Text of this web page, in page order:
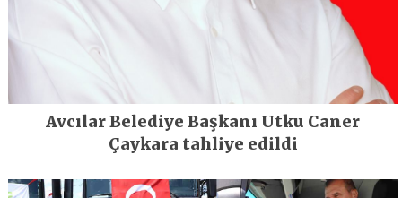
Avcılar Belediye Başkanı Utku Caner
Çaykara tahliye edildi